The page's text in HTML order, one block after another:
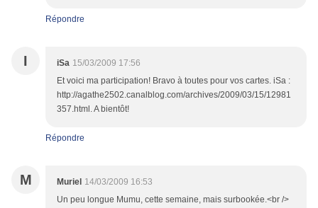
Répondre
I iSa 15/03/2009 17:56
Et voici ma participation! Bravo à toutes pour vos cartes. iSa :
http://agathe2502.canalblog.com/archives/2009/03/15/12981
357.html. A bientôt!
Répondre
M Muriel 14/03/2009 16:53
Un peu longue Mumu, cette semaine, mais surbookée.<br />